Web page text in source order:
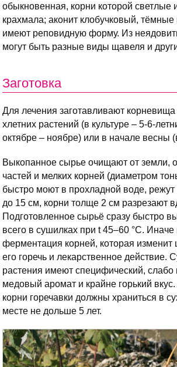
обыкновенная, корни которой светлые
крахмала; аконит клобучковый, тёмные
имеют реповидную форму. Из
могут быть разные виды щавеля и
Заготовка
Для лечения заготавливают
хлетних растений (в культуре – 5-6-
октябре – ноябре) или в начале весны
Выкопанное сырье очищают от земли,
частей и мелких корней (диаметром
быстро моют в прохладной воде, режут
до 15 см, корни толще 2 см разрезают
Подготовленное сырьё сразу быстро
всего в сушилках при t 45–60 °С. Иначе
ферментация корней, которая изменит
его горечь и лекарственное действие.
растения имеют специфический,
медовый аромат и крайне горький
корни горечавки должны храниться в
месте не дольше 5 лет.